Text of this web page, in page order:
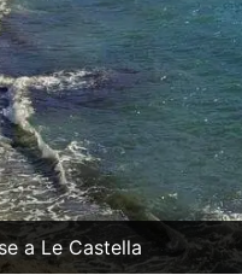
a Le Castella